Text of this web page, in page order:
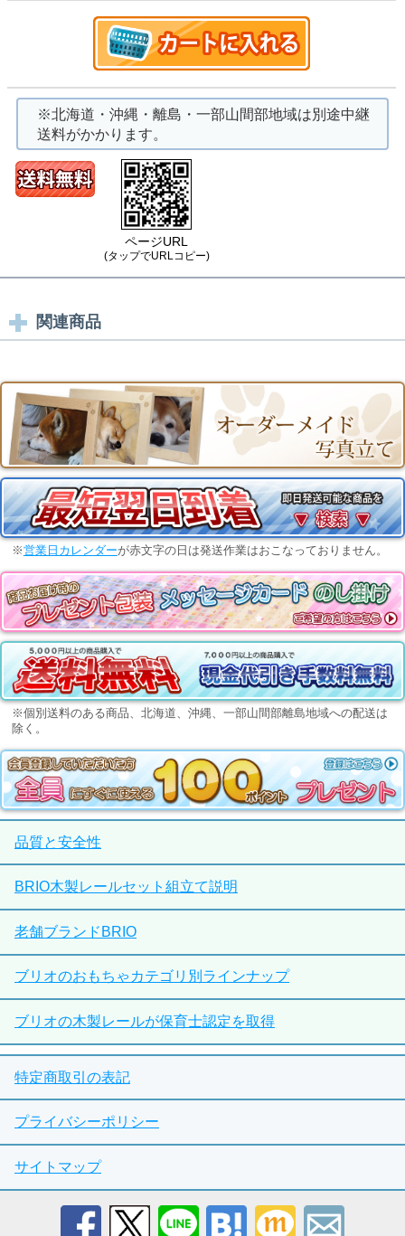
※北海道・沖縄・離島・一部山間部地域は別途中継
送料がかかります。
ページURL
(タップでURLコピー)
関連商品
※営業日カレンダーが赤文字の日は発送作業はおこなっておりません。
※個別送料のある商品、北海道、沖縄、一部山間部離島地域への配送は
除く。
品質と安全性
BRIO木製レールセット組立て説明
老舗ブランドBRIO
ブリオのおもちゃカテゴリ別ラインナップ
ブリオの木製レールが保育士認定を取得
特定商取引の表記
プライバシーポリシー
サイトマップ